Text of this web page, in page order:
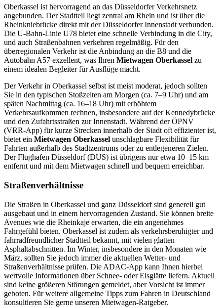
Oberkassel ist hervorragend an das Düsseldorfer Verkehrsnetz
angebunden. Der Stadtteil liegt zentral am Rhein und ist über die
Rheinkniebrücke direkt mit der Düsseldorfer Innenstadt verbunden.
Die U-Bahn-Linie U78 bietet eine schnelle Verbindung in die City,
und auch Straßenbahnen verkehren regelmäßig. Für den
überregionalen Verkehr ist die Anbindung an die B8 und die
Autobahn A57 exzellent, was Ihren Mietwagen Oberkassel zu
einem idealen Begleiter für Ausflüge macht.
Der Verkehr in Oberkassel selbst ist meist moderat, jedoch sollten
Sie in den typischen Stoßzeiten am Morgen (ca. 7–9 Uhr) und am
späten Nachmittag (ca. 16–18 Uhr) mit erhöhtem
Verkehrsaufkommen rechnen, insbesondere auf der Kennedybrücke
und den Zufahrtsstraßen zur Innenstadt. Während der ÖPNV
(VRR-App) für kurze Strecken innerhalb der Stadt oft effizienter ist,
bietet ein Mietwagen Oberkassel unschlagbare Flexibilität für
Fahrten außerhalb des Stadtzentrums oder zu entlegeneren Zielen.
Der Flughafen Düsseldorf (DUS) ist übrigens nur etwa 10–15 km
entfernt und mit dem Mietwagen schnell und bequem erreichbar.
Straßenverhältnisse
Die Straßen in Oberkassel und ganz Düsseldorf sind generell gut
ausgebaut und in einem hervorragenden Zustand. Sie können breite
Avenues wie die Rheinkaje erwarten, die ein angenehmes
Fahrgefühl bieten. Oberkassel ist zudem als verkehrsberuhigter und
fahrradfreundlicher Stadtteil bekannt, mit vielen glatten
Asphaltabschnitten. Im Winter, insbesondere in den Monaten wie
März, sollten Sie jedoch immer die aktuellen Wetter- und
Straßenverhältnisse prüfen. Die ADAC-App kann Ihnen hierbei
wertvolle Informationen über Schnee- oder Eisglätte liefern. Aktuell
sind keine größeren Störungen gemeldet, aber Vorsicht ist immer
geboten. Für weitere allgemeine Tipps zum Fahren in Deutschland
konsultieren Sie gerne unseren Mietwagen-Ratgeber.